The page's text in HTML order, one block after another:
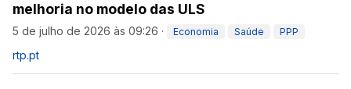
melhoria no modelo das ULS
5 de julho de 2026 às 09:26 · Economia Saúde PPP
rtp.pt